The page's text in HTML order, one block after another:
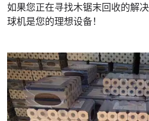
如果您正在寻找木锯末回收的解
球机是您的理想设备！